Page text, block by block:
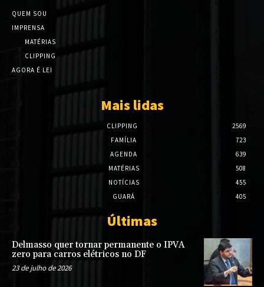
QUEM SOU
IMPRENSA
MATÉRIAS
CLIPPING
AGORA É LEI
Mais lidas
CLIPPING
2569
FAMÍLIA
723
AGENDA
639
MATÉRIAS
508
NOTÍCIAS
455
GUARÁ
405
Últimas
Delmasso quer tornar permanente o IPVA
zero para carros elétricos no DF
23 de julho de 2026